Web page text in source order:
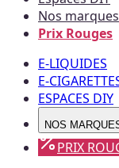
Nos marques
Prix Rouges
E-LIQUIDES
E-
ESPACES DIY
NOS
PRIX